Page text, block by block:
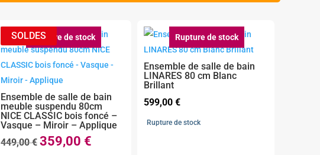
Rupture de stock
Ensemble de salle de bain
meuble suspendu 80cm
NICE CLASSIC bois foncé –
Vasque – Miroir – Applique
449,00€ Le
359,00 €Le
Rupture de stock
Ensemble de salle de bain
LINARES 80 cm Blanc
Brillant
599,00 €
Rupture de stock